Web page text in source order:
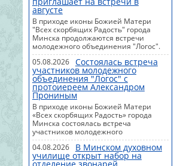
Церковью (Белорусского Экзархата
Московского Патриархата) и
Министерством образования
Беларуси на 2026-2030 годы.
Организаторы фестиваля - Центр
духовного просвещения и
социального служения Белорусского
Экзархата в честь иконы Божией
Матери "Всех скорбящих Радость" в
городе Минск...
августе
В приходе иконы Божией Матери
"Всех скорбящих Радость" города
Минска продолжаются встречи
молодежного объединения "Логос".
Август будет насыщен интересными
беседами, совместным чтением,
духовными размышлениями и
живым общением.В программе7
августа, 18.00 - "Игропятница";9
августа, 16.00 - "Открытая Библия";14
августа, 18.00 - "Слушаем и не
осуждаем";16 августа, 16.00 - чтение
на природе;21 августа, 18.00 - встреча
на тему "Духовное и
материальное";23 августа, 16.00 -
встреча в формате "Голос Цер...
05.08.2026 Состоялась встреча
участников молодежного
объединения "Логос" с
протоиереем Александром
Прониным
В приходе иконы Божией Матери
«Всех скорбящих Радость» города
Минска состоялась встреча
участников молодежного
объединения «Логос» с протоиереем
Александром Прониным.В теплой и
дружеской атмосфере участники
04.08.2026 В Минском духовном
училище открыт набор на